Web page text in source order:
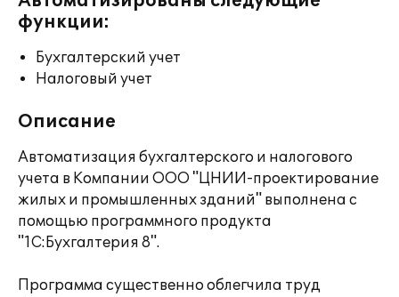
функции:
Бухгалтерский учет
Налоговый учет
Описание
Автоматизация бухгалтерского и налогового
учета в Компании ООО "ЦНИИ-проектирование
жилых и промышленных зданий" выполнена с
помощью программного продукта
"1С:Бухгалтерия 8".
Программа существенно облегчила труд